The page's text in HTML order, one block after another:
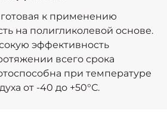
к применению
на полигликолевой основе.
эффективность
всего срока
при температуре
от -40 до +50°С.